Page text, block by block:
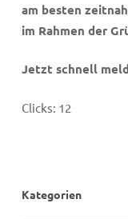
am besten
im Rahmen der
Jetzt schnell
Clicks: 12
Kategorien